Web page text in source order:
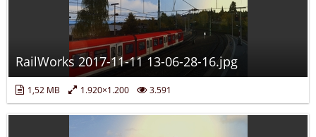
RailWorks 2017-11-11 13-06-28-16.jpg
1,52 MB 1.920×1.200 3.591